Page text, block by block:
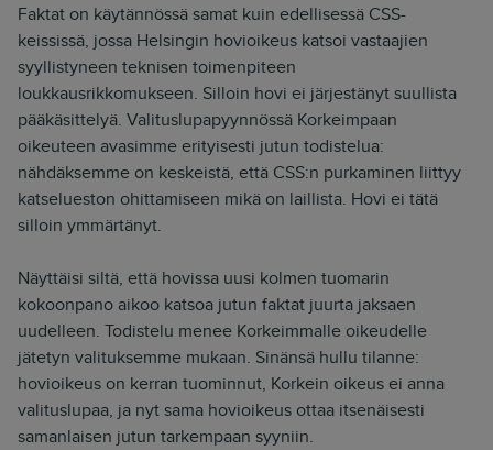
Faktat on käytännössä samat kuin edellisessä CSS-
keississä, jossa Helsingin hovioikeus katsoi vastaajien
syyllistyneen teknisen toimenpiteen
loukkausrikkomukseen. Silloin hovi ei järjestänyt suullista
pääkäsittelyä. Valituslupapyynnössä Korkeimpaan
oikeuteen avasimme erityisesti jutun todistelua:
nähdäksemme on keskeistä, että CSS:n purkaminen liittyy
katselueston ohittamiseen mikä on laillista. Hovi ei tätä
silloin ymmärtänyt.
Näyttäisi siltä, että hovissa uusi kolmen tuomarin
kokoonpano aikoo katsoa jutun faktat juurta jaksaen
uudelleen. Todistelu menee Korkeimmalle oikeudelle
jätetyn valituksemme mukaan. Sinänsä hullu tilanne:
hovioikeus on kerran tuominnut, Korkein oikeus ei anna
valituslupaa, ja nyt sama hovioikeus ottaa itsenäisesti
samanlaisen jutun tarkempaan syyniin.